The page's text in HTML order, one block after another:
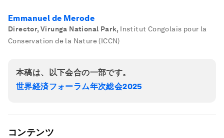
Emmanuel de Merode
Director, Virunga National Park, Institut Congolais pour la
Conservation de la Nature (ICCN)
本稿は、以下会合の一部です。
世界経済フォーラム年次総会2025
コンテンツ